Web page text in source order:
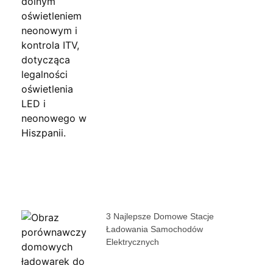
3 Najlepsze Domowe Stacje
Ładowania Samochodów
Elektrycznych